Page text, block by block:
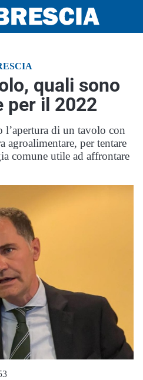
quali sono
per il 2022
di un tavolo con
agroalimentare, per tentare
comune utile ad affrontare